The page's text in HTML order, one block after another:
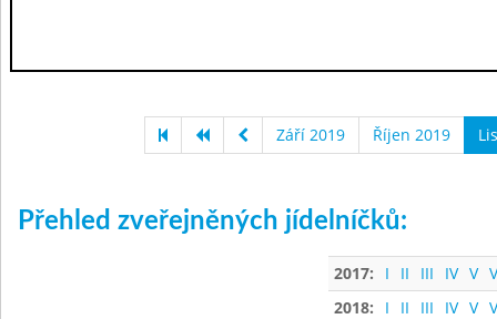
Září 2019 Říjen 2019
Přehled zveřejněných jídelníčků:
2017: I II III IV V
2018:
I II III IV V